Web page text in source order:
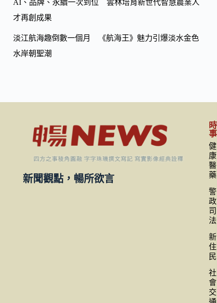
AI、品牌、永續一次到位 雲林培育新世代智慧農業人
才再創成果
淡江航海趣倒數一個月 《航海王》魅力引爆淡水金色
水岸朝聖潮
新聞觀點，暢所欲言
時
事
健
康
醫
藥
警
政
司
法
新
住
民
社
會
交